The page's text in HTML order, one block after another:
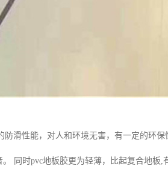
滑性能，对人和环境无害，有一定的环
同时pvc地板胶更为轻薄，比起复合地